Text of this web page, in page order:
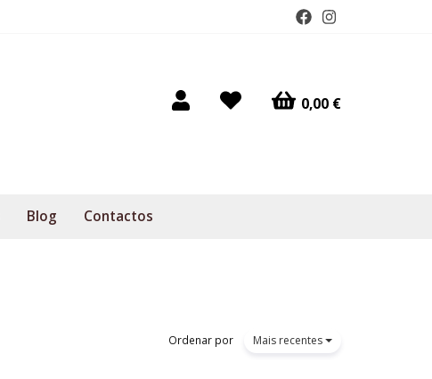
0,00 €
Blog Contactos
Ordenar por Mais recentes